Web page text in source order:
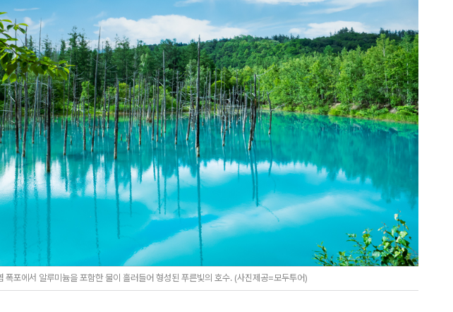
포에서 알루미늄을 포함한 물이 흘러들어 형성된 푸른빛의 호수. (사진제공=모두투어)